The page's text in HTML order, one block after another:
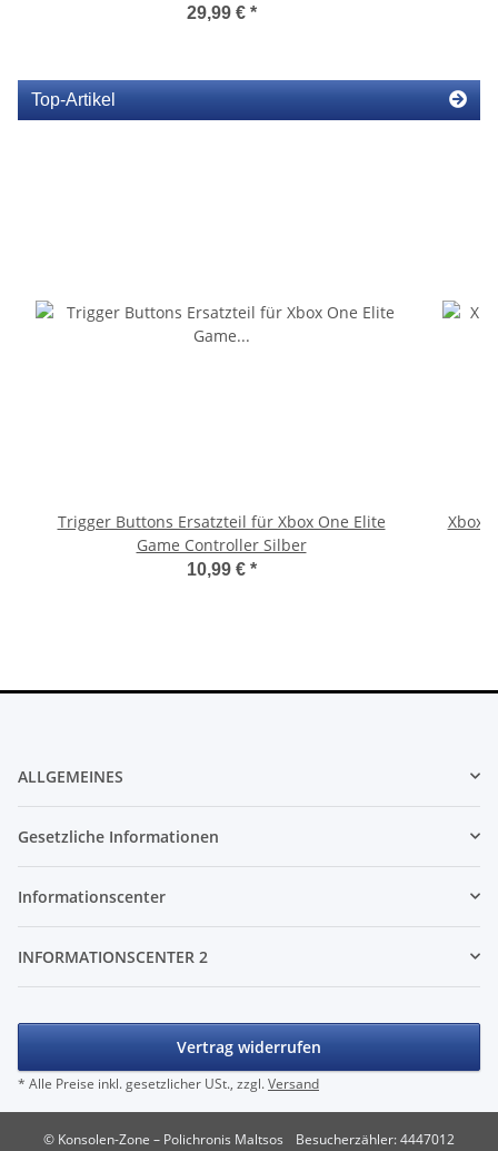
29,99 € *
Top-Artikel
Trigger Buttons Ersatzteil für Xbox One Elite
Game Controller Silber
10,99 € *
Xbox
ALLGEMEINES
Gesetzliche Informationen
Informationscenter
INFORMATIONSCENTER 2
Vertrag widerrufen
* Alle Preise inkl. gesetzlicher USt., zzgl.Versand
© Konsolen-Zone – Polichronis Maltsos
Besucherzähler: 4447012